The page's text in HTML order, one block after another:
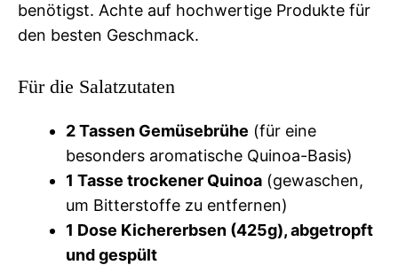
benötigst. Achte auf hochwertige Produkte für
den besten Geschmack.
Für die Salatzutaten
2 Tassen Gemüsebrühe (für eine
besonders aromatische Quinoa-Basis)
1 Tasse trockener Quinoa (gewaschen,
um Bitterstoffe zu entfernen)
1 Dose Kichererbsen (425g), abgetropft
und gespült